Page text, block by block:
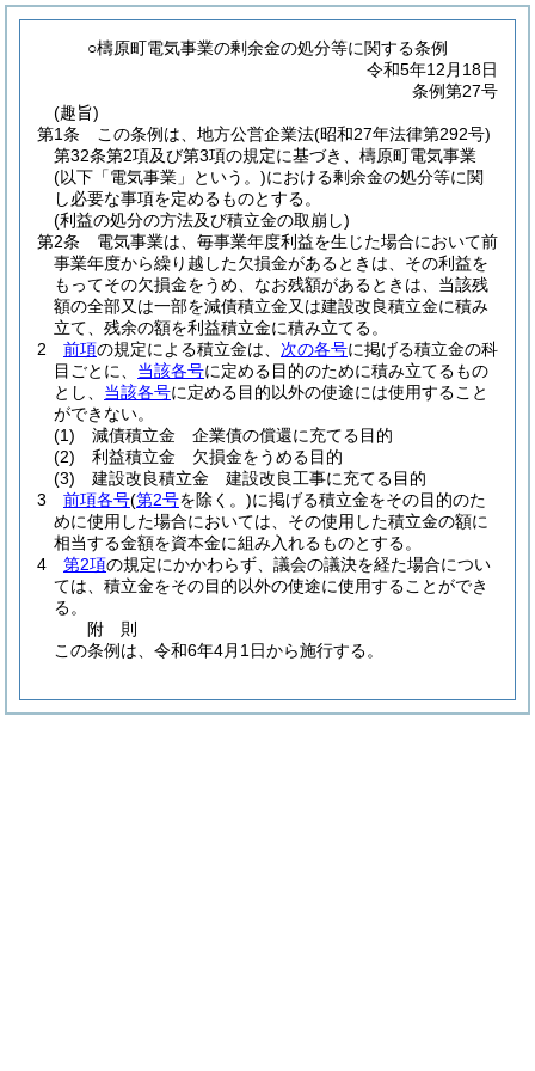
○檮原町電気事業の剰余金の処分等に関する条例
令和5年12月18日
条例第27号
(趣旨)
第1条
この条例は、地方公営企業法(昭和27年法律第292号)
第32条第2項及び第3項の規定に基づき、檮原町電気事業
(以下「電気事業」という。)における剰余金の処分等に関
し必要な事項を定めるものとする。
(利益の処分の方法及び積立金の取崩し)
第2条
電気事業は、毎事業年度利益を生じた場合において前
事業年度から繰り越した欠損金があるときは、その利益を
もってその欠損金をうめ、なお残額があるときは、当該残
額の全部又は一部を減債積立金又は建設改良積立金に積み
立て、残余の額を利益積立金に積み立てる。
2
前項の規定による積立金は、 次の各号に掲げる積立金の科
目ごとに、 当該各号に定める目的のために積み立てるもの
とし、 当該各号に定める目的以外の使途には使用すること
ができない。
(1)
減債積立金 企業債の償還に充てる目的
(2)
利益積立金 欠損金をうめる目的
(3)
建設改良積立金 建設改良工事に充てる目的
3
前項各号(第2号を除く。)に掲げる積立金をその目的のた
めに使用した場合においては、その使用した積立金の額に
相当する金額を資本金に組み入れるものとする。
4
第2項の規定にかかわらず、議会の議決を経た場合につい
ては、積立金をその目的以外の使途に使用することができ
る。
附 則
この条例は、令和6年4月1日から施行する。